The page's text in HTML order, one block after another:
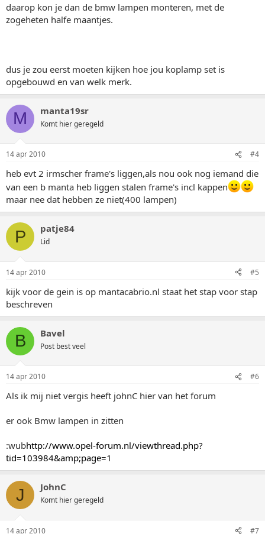
daarop kon je dan de bmw lampen monteren, met de
zogeheten halfe maantjes.
dus je zou eerst moeten kijken hoe jou koplamp set is
opgebouwd en van welk merk.
M manta19sr
Komt hier geregeld
14 apr 2010 #4
heb evt 2 irmscher frame's liggen,als nou ook nog iemand die
van een b manta heb liggen stalen frame's incl kappen
maar nee dat hebben ze niet(400 lampen)
P patje84
Lid
14 apr 2010 #5
kijk voor de gein is op mantacabrio.nl staat het stap voor stap
beschreven
B Bavel
Post best veel
14 apr 2010 #6
Als ik mij niet vergis heeft johnC hier van het forum
er ook Bmw lampen in zitten
:wubhttp://www.opel-forum.nl/viewthread.php?
tid=103984&amp;page=1
J JohnC
Komt hier geregeld
14 apr 2010 #7